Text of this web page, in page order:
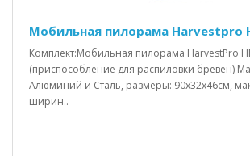
Мобильная пилорама Harvestpro
Комплект:Мобильная пилорама HarvestPro
(приспособление для распиловки бревен)
Алюминий и Сталь, размеры: 90x32x46см,
ширин..